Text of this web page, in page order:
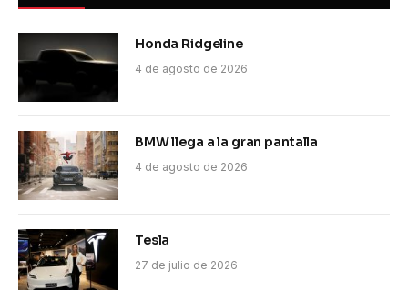
Honda Ridgeline
4 de agosto de 2026
BMW llega a la gran pantalla
4 de agosto de 2026
Tesla
27 de julio de 2026